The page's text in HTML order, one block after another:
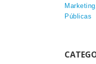
Públicas